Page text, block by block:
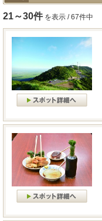
21～30件 を表示 / 67件中